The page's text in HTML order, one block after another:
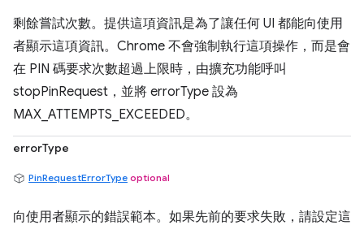
剩餘嘗試次數。提供這項資訊是為了讓任何 UI 都能向使用
者顯示這項資訊。Chrome 不會強制執行這項操作，而是會
在 PIN 碼要求次數超過上限時，由擴充功能呼叫
stopPinRequest，並將 errorType 設為
MAX_ATTEMPTS_EXCEEDED。
errorType
PinRequestErrorType optional
向使用者顯示的錯誤範本。如果先前的要求失敗，請設定這